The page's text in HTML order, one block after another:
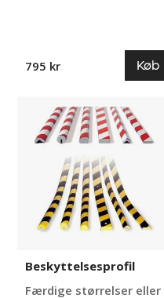
795 kr Køb
Beskyttelsesprofil
Beskyttelsesprofil
Færdige størrelser eller